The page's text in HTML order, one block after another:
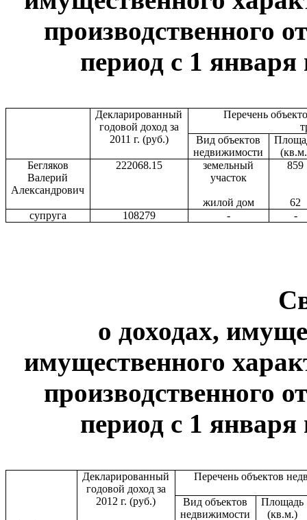
производственного
период с 1 января
Декларированный
годовой доход за
2011 г. (руб.)
Перечень
Вид объектов
недвижимости
Бегляков
Валерий
Александрович
222068.15
земельный
участок
жилой дом
859
62
супруга
108279 - -
о доходах,
имущественного
производственного
период с 1 января
Декларированный
годовой доход за
2012 г. (руб.)
Перечень объектов
Вид объектов
недвижимости
Площадь
(кв.м.)